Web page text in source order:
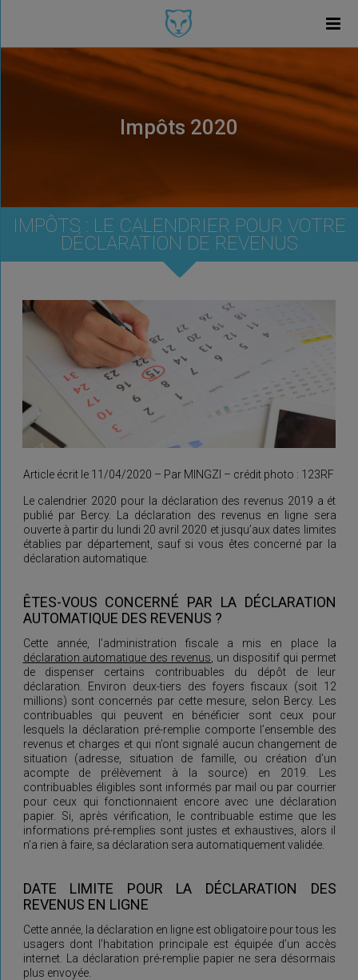
Impôts 2020
IMPÔTS : LE CALENDRIER POUR VOTRE
DÉCLARATION DE REVENUS
Article écrit le 11/04/2020 – Par MINGZI – crédit photo : 123RF
Le calendrier 2020 pour la déclaration des revenus 2019 a ét
publié par Bercy. La déclaration des revenus en ligne sera
ouverte à partir du lundi 20 avril 2020 et jusqu’aux dates limites
établies par département, sauf si vous êtes concerné par la
déclaration automatique.
ÊTES-VOUS CONCERNÉ PAR LA DÉCLARATION
AUTOMATIQUE DES REVENUS ?
Cette année, l’administration fiscale a mis en place la
déclaration automatique des revenus , un dispositif qui permet
de dispenser certains contribuables du dépôt de leur
déclaration. Environ deux-tiers des foyers fiscaux (soit 12
millions) sont concernés par cette mesure, selon Bercy. Les
contribuables qui peuvent en bénéficier sont ceux pour
lesquels la déclaration pré-remplie comporte l’ensemble des
revenus et charges et qui n’ont signalé aucun changement de
situation (adresse, situation de famille, ou création d’un
acompte de prélèvement à la source) en 2019. Les
contribuables éligibles sont informés par mail ou par courrier
pour ceux qui fonctionnaient encore avec une déclaration
papier. Si, après vérification, le contribuable estime que les
informations pré-remplies sont justes et exhaustives, alors il
n’a rien à faire, sa déclaration sera automatiquement validée.
DATE LIMITE POUR LA DÉCLARATION DES
REVENUS EN LIGNE
Cette année, la déclaration en ligne est obligatoire pour tous les
usagers dont l’habitation principale est équipée d’un accès
internet. La déclaration pré-remplie papier ne sera désormais
plus envoyée.